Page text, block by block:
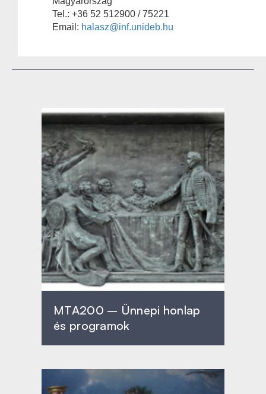
Tel.: +36 52 512900 / 75221
Email: halasz@inf.unideb.hu
MTA200 – Ünnepi honlap
és programok